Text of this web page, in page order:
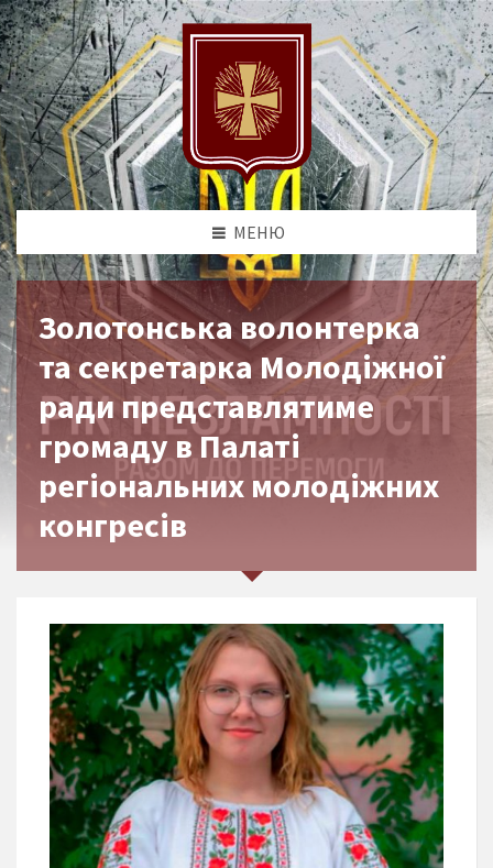
МЕНЮ
Золотонська волонтерка
та секретарка Молодіжної
ради представлятиме
громаду в Палаті
регіональних молодіжних
конгресів